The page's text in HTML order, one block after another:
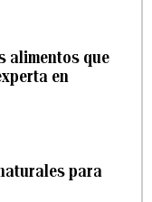
alimentos que
en
para